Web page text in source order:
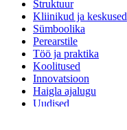
Struktuur
Kliinikud ja keskused
Sümboolika
Perearstile
Töö ja praktika
Koolitused
Innovatsioon
Haigla ajalugu
Uudised